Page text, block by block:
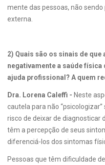
mente das pessoas, não
externa.
2) Quais são os sinais de
negativamente a saúde
ajuda profissional? A quem
Dra. Lorena Caleffi - Neste
cautela para não
risco de deixar de diagnosticar
têm a percepção de seus
diferenciá-los dos sintomas
Pessoas que têm dificuldade